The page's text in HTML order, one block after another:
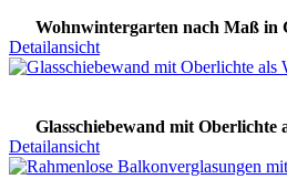
Wohnwintergarten nach Maß in
Detailansicht
Glasschiebewand mit Oberlichte
Detailansicht